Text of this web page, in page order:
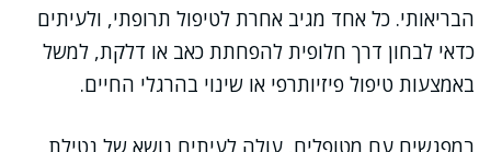
הבריאותי. כל אחד מגיב אחרת לטיפול תרופתי, ולעיתים
כדאי לבחון דרך חלופית להפחתת כאב או דלקת, למשל
באמצעות טיפול פיזיותרפי או שינוי בהרגלי החיים.
במפגשים עם מטופלים, עולה לעיתים נושא של נטילת